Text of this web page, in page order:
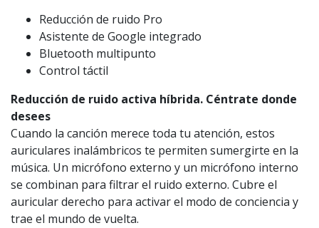
Reducción de ruido Pro
Asistente de Google integrado
Bluetooth multipunto
Control táctil
Reducción de ruido activa híbrida. Céntrate donde
desees
Cuando la canción merece toda tu atención, estos
auriculares inalámbricos te permiten sumergirte en la
música. Un micrófono externo y un micrófono interno
se combinan para filtrar el ruido externo. Cubre el
auricular derecho para activar el modo de conciencia y
trae el mundo de vuelta.